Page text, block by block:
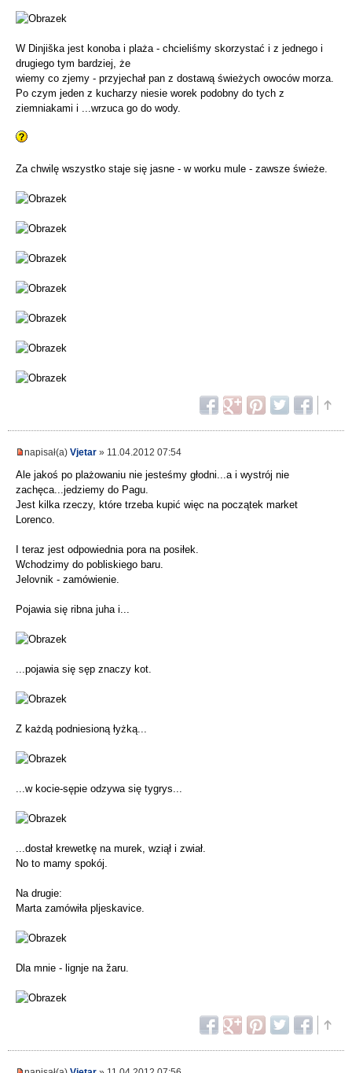
W Dinjiška jest konoba i plaża - chcieliśmy skorzystać i z jednego i
drugiego tym bardziej, że
wiemy co zjemy - przyjechał pan z dostawą świeżych owoców morza.
Po czym jeden z kucharzy niesie worek podobny do tych z
ziemniakami i ...wrzuca go do wody.
Za chwilę wszystko staje się jasne - w worku mule - zawsze świeże.
napisał(a) Vjetar » 11.04.2012 07:54
Ale jakoś po plażowaniu nie jesteśmy głodni...a i wystrój nie
zachęca...jedziemy do Pagu.
Jest kilka rzeczy, które trzeba kupić więc na początek market
Lorenco.
I teraz jest odpowiednia pora na posiłek.
Wchodzimy do pobliskiego baru.
Jelovnik - zamówienie.
Pojawia się ribna juha i...
...pojawia się sęp znaczy kot.
Z każdą podniesioną łyżką...
...w kocie-sępie odzywa się tygrys...
...dostał krewetkę na murek, wziął i zwiał.
No to mamy spokój.
Na drugie:
Marta zamówiła pljeskavice.
Dla mnie - lignje na žaru.